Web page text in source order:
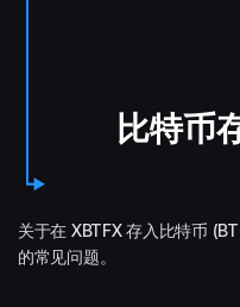
比特币
关于在 XBTFX 存入比特币
的常见问题。